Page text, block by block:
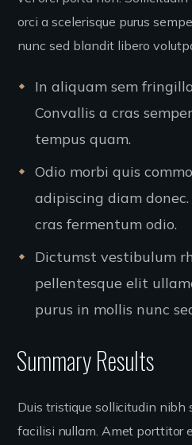
orci a scelerisque purus
nunc sed blandit libero
In aliquam sem
Convallis a cras
tempus quam.
Odio morbi quis
adipiscing diam
cras fermentum odio.
Dictumst vestibulum
pellentesque elit
purus in mollis nunc
Summary Results
Duis tristique sollicitudin nibh
facilisi nullam. Amet porttitor